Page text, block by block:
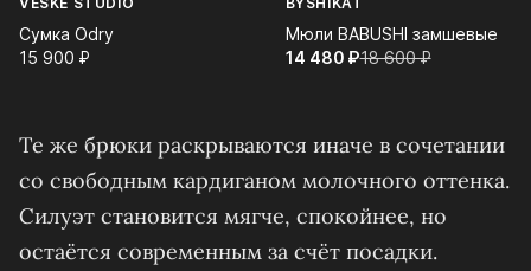
Сумка Odry
15 900⁠ ⁠₽
Мюли BABUSHI замшевые
14 480⁠ ⁠₽18 600⁠ ⁠₽
Те же брюки раскрываются иначе в сочетании
со свободным кардиганом молочного оттенка.
Силуэт становится мягче, спокойнее, но
остаётся современным за счёт посадки.